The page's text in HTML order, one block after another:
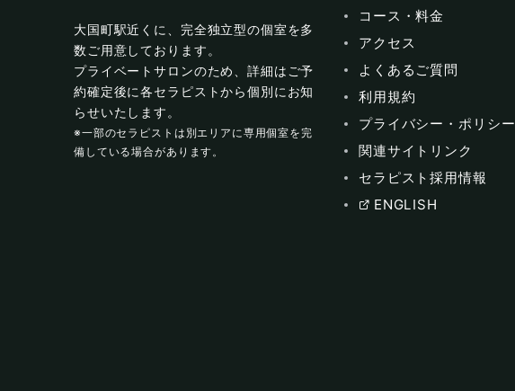
大国町駅近くに、完全独立型の個室を多
数ご用意しております。
プライベートサロンのため、詳細はご予
約確定後に各セラピストから個別にお知
らせいたします。
※一部のセラピストは別エリアに専用個室を完
備している場合があります。
コース・料金
アクセス
よくあるご質問
利用規約
プライバシー・ポリシー
関連サイトリンク
セラピスト採用情報
ENGLISH